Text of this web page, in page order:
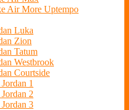
Air More Uptempo
Luka
Zion
Tatum
Westbrook
Courtside
1
2
3